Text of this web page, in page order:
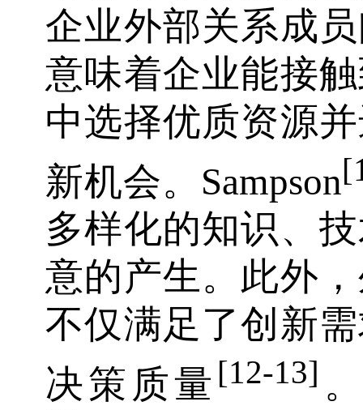
企业外部关系成
意味着企业能接
中选择优质资源
新机会。Sampson
多样化的知识、
意的产生。此外
不仅满足了创新
决策质量 [12-13]